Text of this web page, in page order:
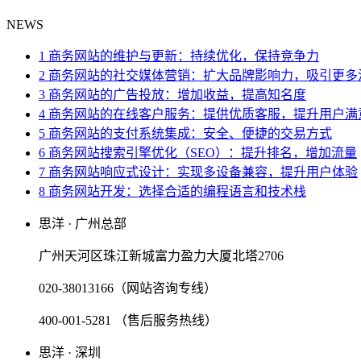
NEWS
1 商务网站的维护与更新：持续优化，保持竞争力
2 商务网站的社交媒体营销：扩大品牌影响力，吸引更多
3 商务网站的广告投放：增加收益，提高知名度
4 商务网站的在线客户服务：提供优质客服，提升用户满
5 商务网站的支付系统集成：安全、便捷的交易方式
6 商务网站搜索引擎优化（SEO）：提升排名，增加流量
7 商务网站响应式设计：实现多设备兼容，提升用户体验
8 商务网站开发：选择合适的编程语言和技术栈
思洋 · 广州总部
广州天河区珠江新城富力盈力大厦北塔2706
020-38013166（网站咨询专线）
400-001-5281 （售后服务热线）
思洋 · 深圳